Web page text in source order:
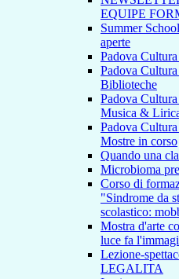
EQUIPE
Summer
aperte
Padova
Padova
Biblioteche
Padova
Musica &
Padova
Mostre in corso
Quando una
Microbioma
Corso di
"Sindrome da
scolastico:
Mostra d'arte
luce fa
Lezione-
LEGALITA